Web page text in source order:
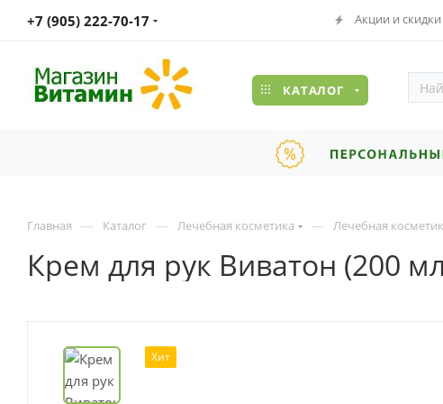
+7 (905) 222-70-17 Акции и скидки
КАТАЛОГ
Главная — Каталог — Лечебная косметика — Лечебная
Крем для рук Виватон (200
Хит